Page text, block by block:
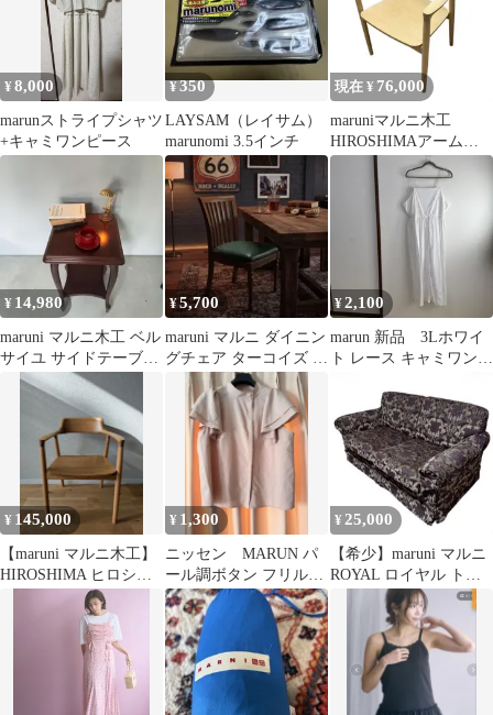
¥8,000
marunストライプシャツ
+キャミワンピース
¥350
LAYSAM（レイサム）
marunomi 3.5インチ
現在 ¥ 76,000
maruniマルニ木工
HIROSHIMAアームチ
ェア 丸脚 削り出し
¥ 14,980
maruni マルニ木工 ベル
サイユ サイドテーブル
ミッドセンチュリー 北
¥5,700
maruni マルニ ダイニン
グチェア ターコイズ 木
製チェア 北欧 モダン
¥2,100
marun 新品 3Lホワイ
ト レース キャミワンピ
¥ 145,000
【maruni マルニ木工】
HIROSHIMA ヒロシマ
アームチェア オーク
¥ 1,300
ニッセン MARUN パ
ール調ボタン フリル袖
ブラウス ピンク 4L
¥ 25,000
【希少】maruni マルニ
ROYAL ロイヤル トリ
プルソファ